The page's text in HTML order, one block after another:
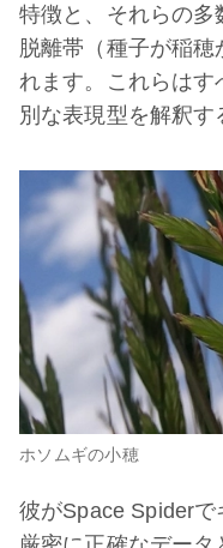
特徴と、それらの多
脱離帯（種子が稲穂
れます。これらは
別な表現型を解釈す
ホソムギの小穂
彼がSpace Spider